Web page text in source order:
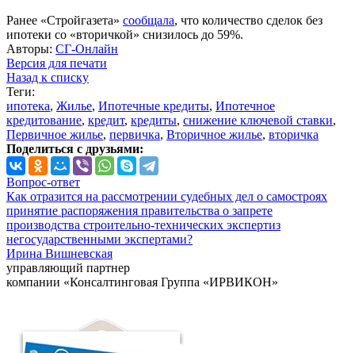
Ранее «Стройгазета» сообщала, что количество сделок без
ипотеки со «вторичкой» снизилось до 59%.
Авторы: СГ-Онлайн
Версия для печати
Назад к списку
Теги:
ипотека, Жилье, Ипотечные кредиты, Ипотечное
кредитование, кредит, кредиты, снижение ключевой ставки,
Первичное жилье, первичка, Вторичное жилье, вторичка
Поделиться с друзьями:
Вопрос-ответ
Как отразится на рассмотрении судебных дел о самостроях
принятие распоряжения правительства о запрете
производства строительно-технических экспертиз
негосударственными экспертами?
Ирина Вишневская
управляющий партнер
компании «Консалтинговая Группа «ИРВИКОН»